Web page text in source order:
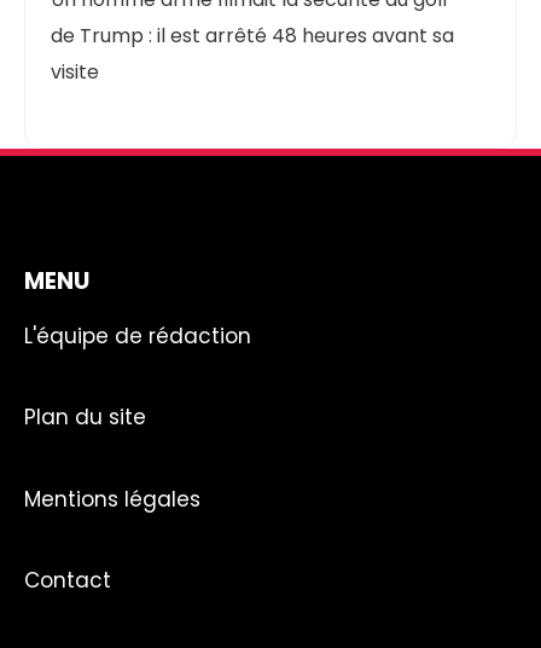
de Trump : il est arrêté 48 heures avant sa
visite
MENU
L'équipe de rédaction
Plan du site
Mentions légales
Contact